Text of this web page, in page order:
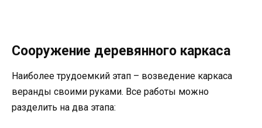
Сооружение деревянного каркаса
Наиболее трудоемкий этап – возведение каркаса
веранды своими руками. Все работы можно
разделить на два этапа: